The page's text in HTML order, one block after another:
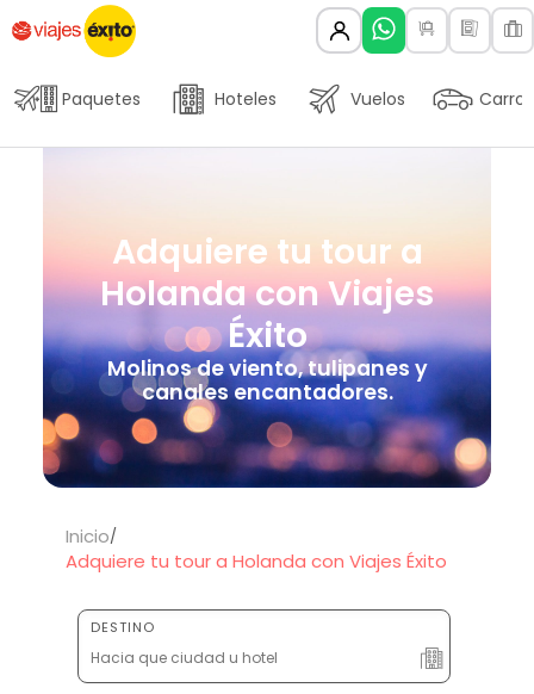
Paquetes Hoteles Vuelos Carros
Adquiere tu tour a
Holanda con Viajes
Éxito
Molinos de viento, tulipanes y
canales encantadores.
Inicio
Adquiere tu tour a Holanda con Viajes Éxito
DESTINO